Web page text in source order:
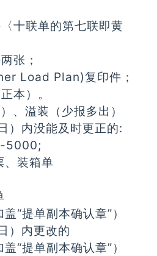
十联单的第七联即黄
张；
Load Plan)复印件；
本）。
、溢装（少报多出）
内没能及时更正的:
5000;
、装箱单
“提单副本确认章”）
）内更改的
“提单副本确认章”）